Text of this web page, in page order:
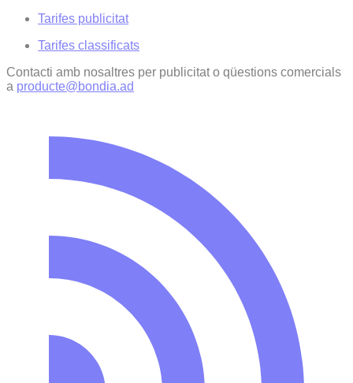
Tarifes publicitat
Tarifes classificats
Contacti amb nosaltres per publicitat o qüestions comercials
a producte@bondia.ad